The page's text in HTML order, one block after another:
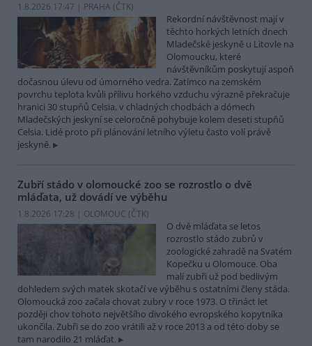
1.8.2026 17:47 | PRAHA (ČTK)
Rekordní návštěvnost mají v
těchto horkých letních dnech
Mladečské jeskyně u Litovle na
Olomoucku, které
návštěvníkům poskytují aspoň
dočasnou úlevu od úmorného vedra. Zatímco na zemském
povrchu teplota kvůli přílivu horkého vzduchu výrazně překračuje
hranici 30 stupňů Celsia, v chladných chodbách a dómech
Mladečských jeskyní se celoročně pohybuje kolem deseti stupňů
Celsia. Lidé proto při plánování letního výletu často volí právě
jeskyně.
Zubří stádo v olomoucké zoo se rozrostlo o dvě
mláďata, už dovádí ve výběhu
1.8.2026 17:28 | OLOMOUC (ČTK)
O dvě mláďata se letos
rozrostlo stádo zubrů v
zoologické zahradě na Svatém
Kopečku u Olomouce. Oba
malí zubři už pod bedlivým
dohledem svých matek skotačí ve výběhu s ostatními členy stáda.
Olomoucká zoo začala chovat zubry v roce 1973. O třináct let
později chov tohoto největšího divokého evropského kopytníka
ukončila. Zubři se do zoo vrátili až v roce 2013 a od této doby se
tam narodilo 21 mláďat.